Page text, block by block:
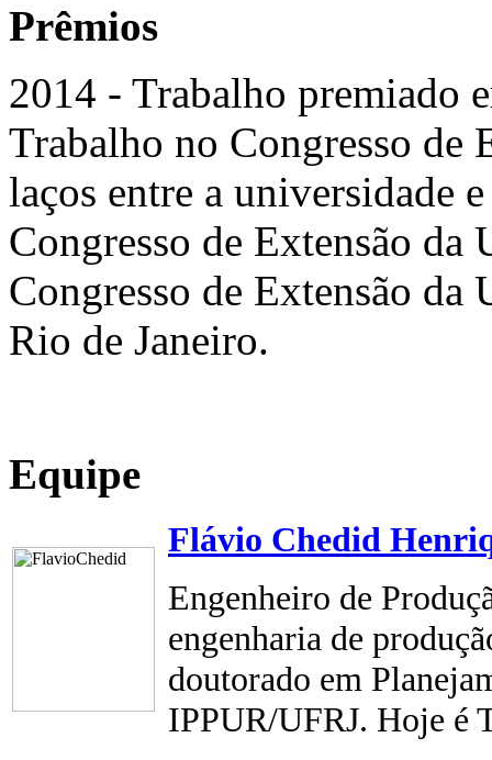
Prêmios
2014 - Trabalho premiado
Trabalho no Congresso de
laços entre a universidade
Congresso de Extensão
Congresso de Extensão
Rio de Janeiro.
Equipe
Flávio Chedid
Engenheiro de
engenharia de
doutorado em
IPPUR/UFRJ. Hoje é